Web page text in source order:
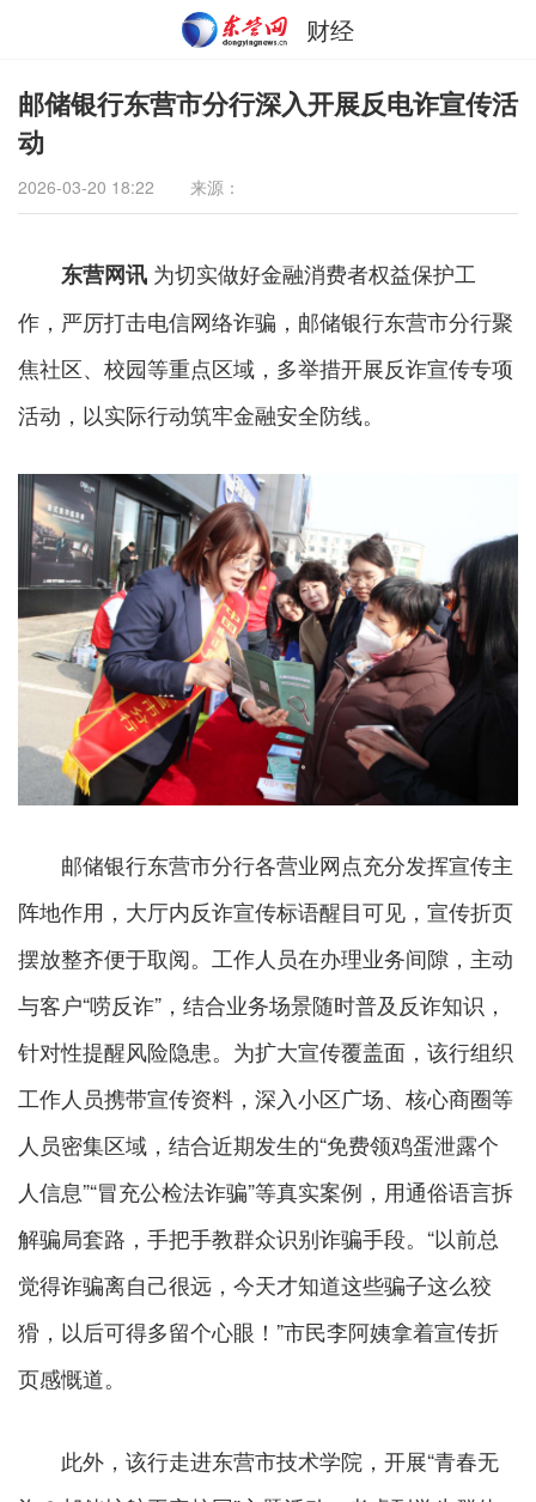
财经
邮储银行东营市分行深入开展反电诈宣传活
动
2026-03-20 18:22 来源：
东营网讯 为切实做好金融消费者权益保护工
作，严厉打击电信网络诈骗，邮储银行东营市分行聚
焦社区、校园等重点区域，多举措开展反诈宣传专项
活动，以实际行动筑牢金融安全防线。
邮储银行东营市分行各营业网点充分发挥宣传主
阵地作用，大厅内反诈宣传标语醒目可见，宣传折页
摆放整齐便于取阅。工作人员在办理业务间隙，主动
与客户“唠反诈”，结合业务场景随时普及反诈知识，
针对性提醒风险隐患。为扩大宣传覆盖面，该行组织
工作人员携带宣传资料，深入小区广场、核心商圈等
人员密集区域，结合近期发生的“免费领鸡蛋泄露个
人信息”“冒充公检法诈骗”等真实案例，用通俗语言拆
解骗局套路，手把手教群众识别诈骗手段。“以前总
觉得诈骗离自己很远，今天才知道这些骗子这么狡
猾，以后可得多留个心眼！”市民李阿姨拿着宣传折
页感慨道。
此外，该行走进东营市技术学院，开展“青春无